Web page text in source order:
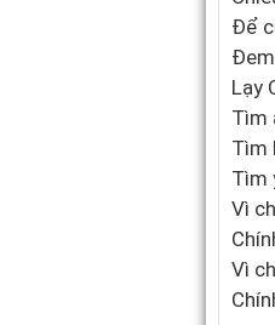
Ðể
Lạy
Tìm
Tìm
Tìm
Vì
Vì